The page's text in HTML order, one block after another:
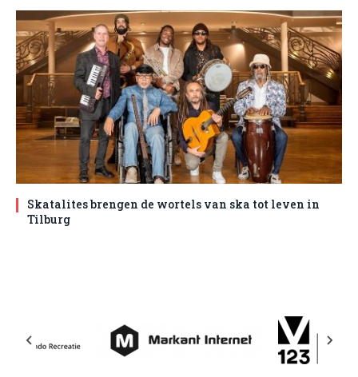
Skatalites brengen de wortels van ska tot leven in
Tilburg